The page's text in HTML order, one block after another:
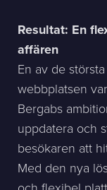
Resultat: En
affären
En av de
webbplatsen
Bergabs
uppdatera och
besökaren att
Med den nya